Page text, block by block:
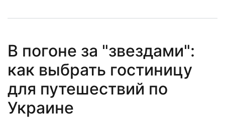
В погоне за "звездами":
как выбрать гостиницу
для путешествий по
Украине